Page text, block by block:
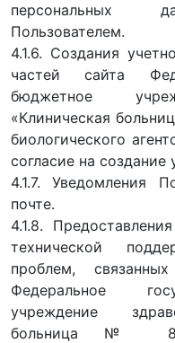
персональных
Пользователем.
4.1.6. Создания
частей сайта
бюджетное
«Клиническая
биологического
согласие на создание
4.1.7. Уведомления
почте.
4.1.8.
технической
проблем,
Федеральное
учреждение
больница № 8